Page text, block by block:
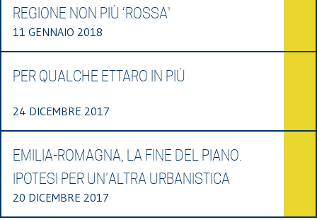
REGIONE NON PIÙ ‘ROSSA'
11 GENNAIO 2018
PER QUALCHE ETTARO IN PIÙ
24 DICEMBRE 2017
EMILIA-ROMAGNA, LA FINE DEL PIANO.
IPOTESI PER UN’ALTRA URBANISTICA
20 DICEMBRE 2017